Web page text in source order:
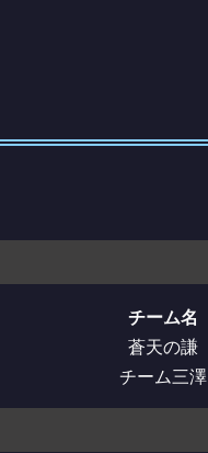
チーム名
蒼天の謙
チーム三澤